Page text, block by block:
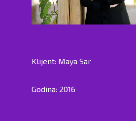
Klijent: Maya Sar
Godina: 2016